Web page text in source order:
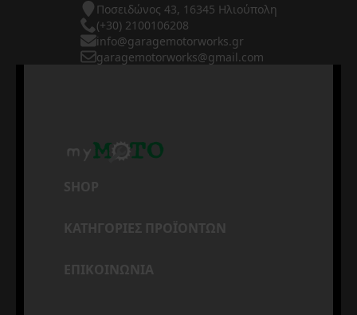
Ποσειδώνος 43, 16345 Ηλιούπολη
(+30) 2100106208
info@garagemotorworks.gr
garagemotorworks@gmail.com
SHOP
ΚΑΤΗΓΟΡΙΕΣ ΠΡΟΪΟΝΤΩΝ
ΕΠΙΚΟΙΝΩΝΙΑ